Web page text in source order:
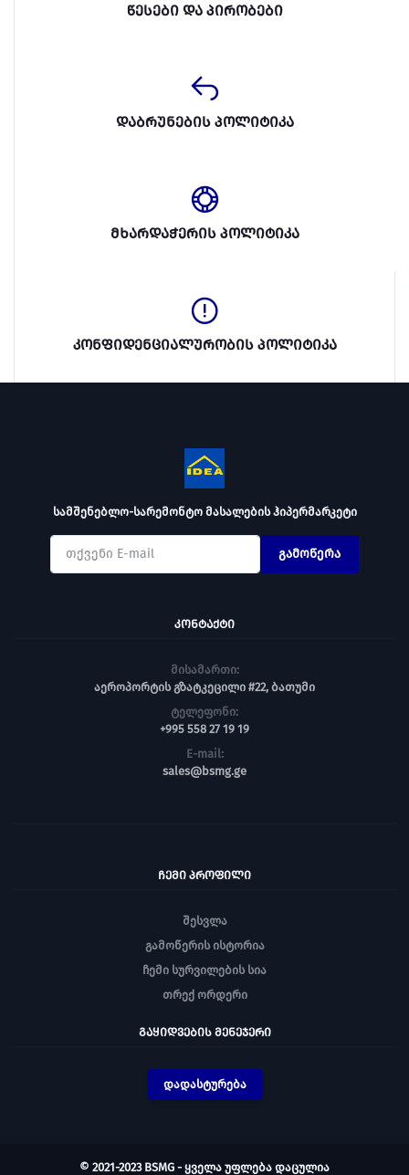
წესები და პირობები
დაბრუნების პოლიტიკა
მხარდაჭერის პოლიტიკა
კონფიდენციალურობის პოლიტიკა
სამშენებლო-სარემონტო მასალების ჰიპერმარკეტი
გამოწერა
ᲙᲝᲜᲢᲐᲥᲢᲘ
მისამართი:
აეროპორტის გზატკეცილი #22, ბათუმი
ტელეფონი:
+995 558 27 19 19
E-mail:
sales@bsmg.ge
ᲩᲔᲛᲘ ᲞᲠᲝᲤᲘᲚᲘ
შესვლა
გამოწერის ისტორია
ჩემი სურვილების სია
თრექ ორდერი
ᲒᲐᲧᲘᲓᲕᲔᲑᲘᲡ ᲛᲔᲜᲔᲯᲔᲠᲘ
დადასტურება
© 2021-2023 BSMG - ყველა უფლება დაცულია